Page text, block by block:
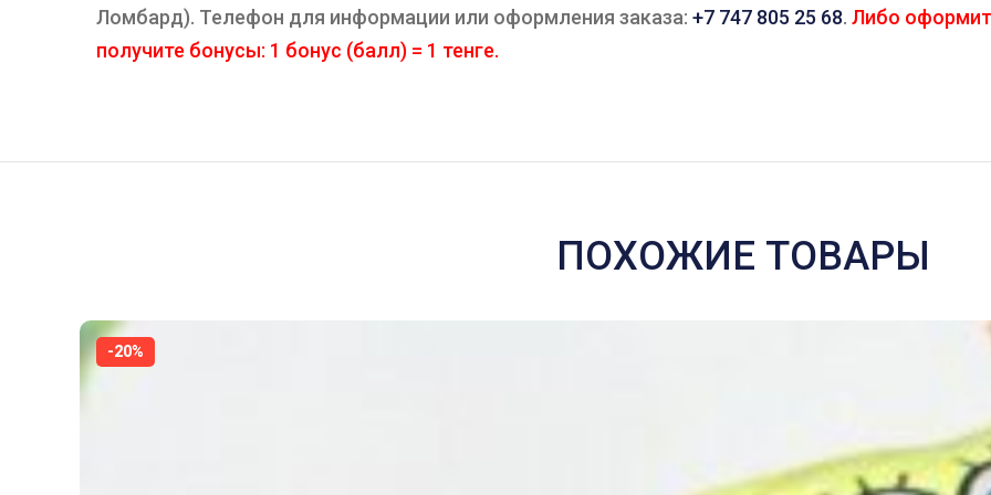
Ломбард). Телефон для информации или оформления заказа: +7 747 805 25 68. Либо
получите бонусы: 1 бонус (балл) = 1 тенге.
ПОХОЖИЕ ТОВАРЫ
-20%